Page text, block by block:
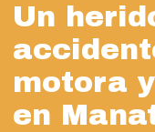
Un
motora
en